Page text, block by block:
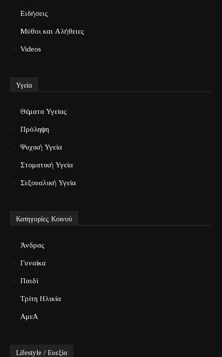
Ειδήσεις
Μύθοι και Αλήθειες
Videos
Υγεία
Θέματα Υγείας
Πρόληψη
Ψυχική Υγεία
Στοματική Υγεία
Σεξουαλική Υγεία
Κατηγορίες Κοινού
Άνδρας
Γυναίκα
Παιδί
Τρίτη Ηλικία
ΑμεΑ
Lifestyle / Ευεξία